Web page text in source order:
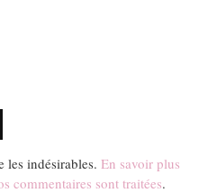
les indésirables. En savoir plus
commentaires sont traitées.